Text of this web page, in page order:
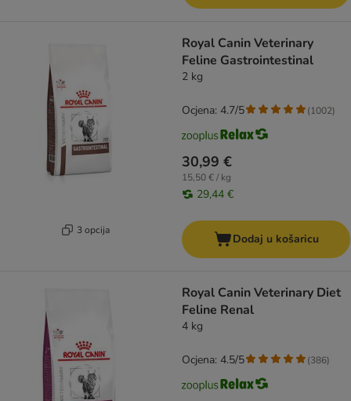
3 opcija
Royal Canin Veterinary
Feline Gastrointestinal
2 kg
30,99 €
15,50 € / kg
29,44 €
Ocjena: 4.7/5 (1002)
Dodaj u košaricu
Royal Canin Veterinary Diet
Feline Renal
4 kg
Ocjena: 4.5/5 (386)